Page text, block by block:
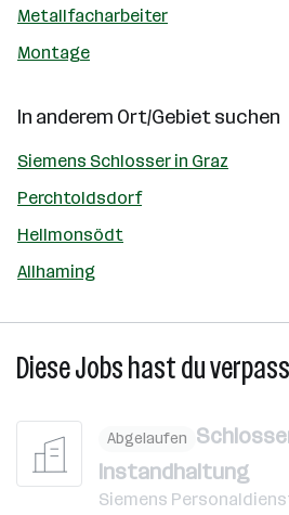
Metallfacharbeiter
Montage
In anderem Ort/Gebiet suchen
Siemens Schlosser in Graz
Perchtoldsdorf
Hellmonsödt
Allhaming
Diese Jobs hast du
Abgelaufen
Instandhaltung
Siemens